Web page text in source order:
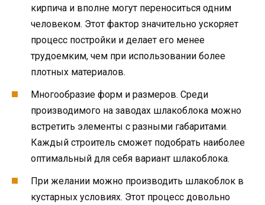
кирпича и вполне могут переноситься одним
человеком. Этот фактор значительно ускоряет
процесс постройки и делает его менее
трудоемким, чем при использовании более
плотных материалов.
Многообразие форм и размеров. Среди
производимого на заводах шлакоблока можно
встретить элементы с разными габаритами.
Каждый строитель сможет подобрать наиболее
оптимальный для себя вариант шлакоблока.
При желании можно производить шлакоблок в
кустарных условиях. Этот процесс довольно